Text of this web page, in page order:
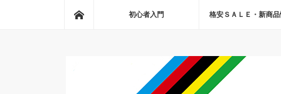
初心者入門 格安ＳＡＬＥ・新商品